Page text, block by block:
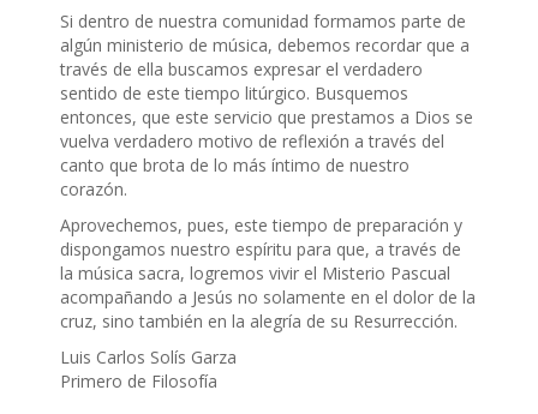
Si dentro de nuestra comunidad formamos parte de
algún ministerio de música, debemos recordar que a
través de ella buscamos expresar el verdadero
sentido de este tiempo litúrgico. Busquemos
entonces, que este servicio que prestamos a Dios se
vuelva verdadero motivo de reflexión a través del
canto que brota de lo más íntimo de nuestro
corazón.
Aprovechemos, pues, este tiempo de preparación y
dispongamos nuestro espíritu para que, a través de
la música sacra, logremos vivir el Misterio Pascual
acompañando a Jesús no solamente en el dolor de la
cruz, sino también en la alegría de su Resurrección.
Luis Carlos Solís Garza
Primero de Filosofía